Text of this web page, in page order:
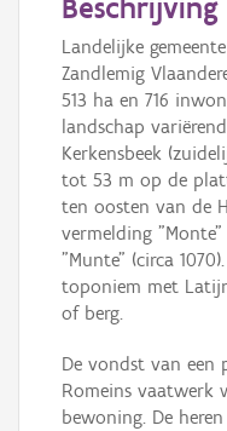
Downloads
Hergebruik
Aanmelden
Beschrijving
Landelijke
Zandlemig
513 ha en 716
landschap
Kerkensbeek
tot 53 m op de
ten oosten van de
vermelding "Monte"
"Munte" (circa
toponiem met
of berg.
De vondst van een
Romeins vaatwerk
bewoning. De